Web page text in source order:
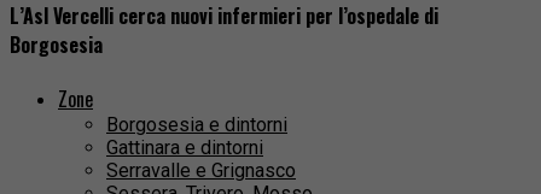
L’Asl Vercelli cerca nuovi infermieri per l’ospedale di
Borgosesia
Zone
Borgosesia e dintorni
Gattinara e dintorni
Serravalle e Grignasco